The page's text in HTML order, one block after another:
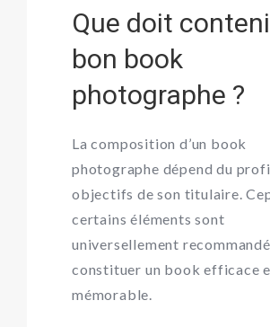
Que doit
bon book
photographe ?
La composition d’un book
photographe dépend du
objectifs de son titulaire.
certains éléments sont
universellement
constituer un book efficace
mémorable.